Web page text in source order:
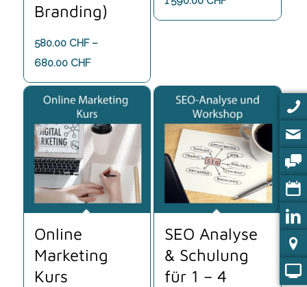
gleichen Betrieb. Die meisten Kurse finden an einem halben Tag à ca.
Unsere Workshops sind praxisorientiert und bieten Ihnen die
notwendigen Werkzeuge, um erfolgreich zu sein. Melden Sie sich
noch heute an und starten Sie Ihre Lernreise mit uns!
Branding)
580.00 CHF –
680.00 CHFPreisspanne:
bis
680.00 CHF
Online
Marketing
Kurs
SEO Analyse
& Schulung
für 1 – 4